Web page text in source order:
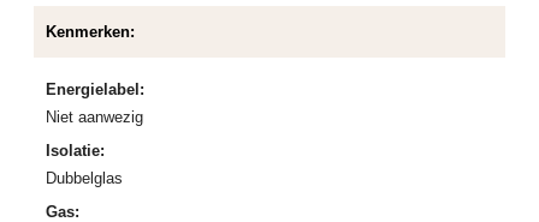
Kenmerken:
Energielabel:
Niet aanwezig
Isolatie:
Dubbelglas
Gas: